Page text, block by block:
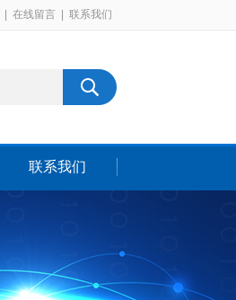
在线留言 联系我们
联系我们